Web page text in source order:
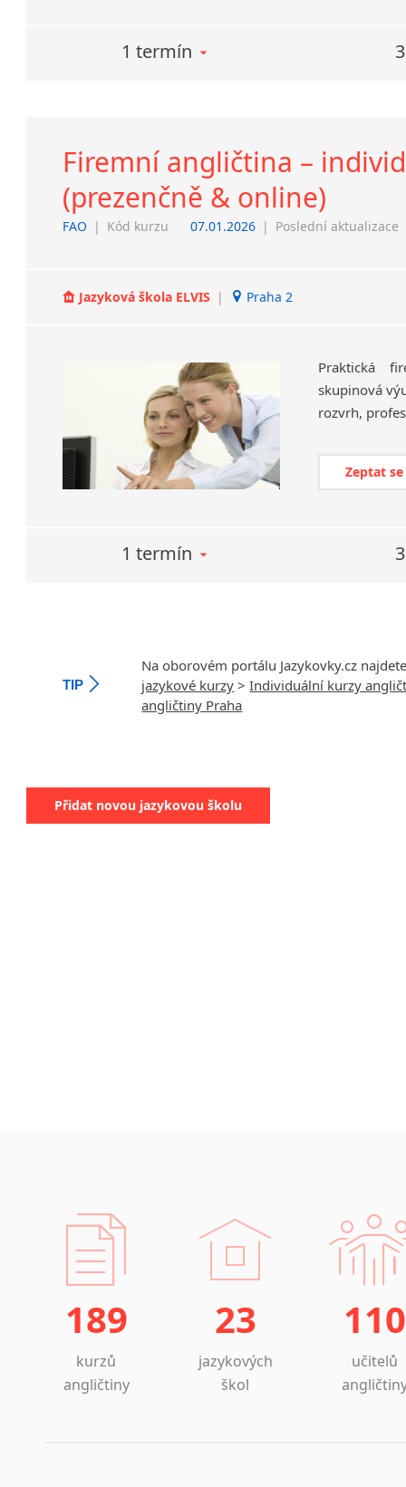
1 termín
Firemní angličtina –
(prezenčně & online)
FAO | Kód kurzu 07.01.2026 | Poslední aktualizace
Jazyková škola ELVIS | Praha 2
Praktická
skupinová
rozvrh,
Zeptat
1 termín
TIP
Na oborovém portálu Jazykovky.cz
jazykové kurzy >Individuální kurzy
angličtiny Praha
Přidat novou jazykovou školu
189
kurzů
angličtiny
23
jazykových
škol
110
učitelů